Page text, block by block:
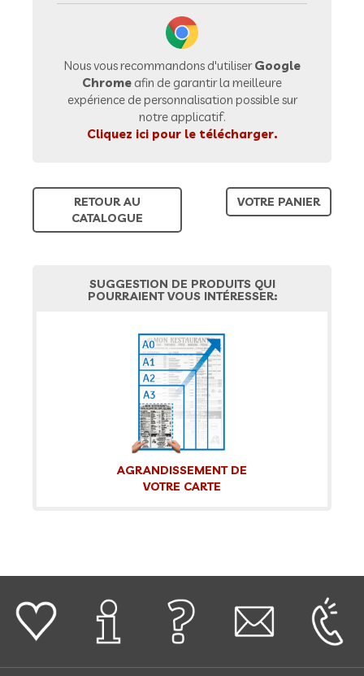
Nous vous recommandons d'utiliserGoogle
Chrome afin de garantir la meilleure
expérience de personnalisation possible sur
notre applicatif.
Cliquez ici pour le télécharger.
RETOUR AU
CATALOGUE
VOTRE PANIER
SUGGESTION DE PRODUITS QUI
POURRAIENT VOUS INTÉRESSER:
AGRANDISSEMENT DE
VOTRE CARTE